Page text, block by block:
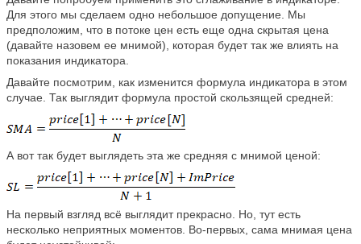
Для этого мы сделаем одно небольшое допущение. Мы
предположим, что в потоке цен есть еще одна скрытая цена
(давайте назовем ее мнимой), которая будет так же влиять на
показания индикатора.
Давайте посмотрим, как изменится формула индикатора в этом
случае. Так выглядит формула простой скользящей средней:
А вот так будет выглядеть эта же средняя с мнимой ценой:
На первый взгляд всё выглядит прекрасно. Но, тут есть
несколько неприятных моментов. Во-первых, сама мнимая цена